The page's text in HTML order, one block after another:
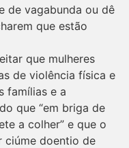
de vagabunda ou dê
que estão
que mulheres
de violência física e
famílias e a
que “em briga de
a colher” e que o
ciúme doentio de